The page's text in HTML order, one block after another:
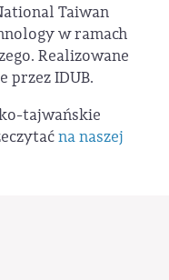
Taiwan
w ramach
Realizowane
przez IDUB.
tajwańskie
na naszej